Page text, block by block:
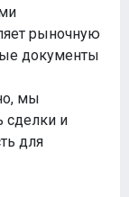
рыночную
документы
мы
сделки и
для